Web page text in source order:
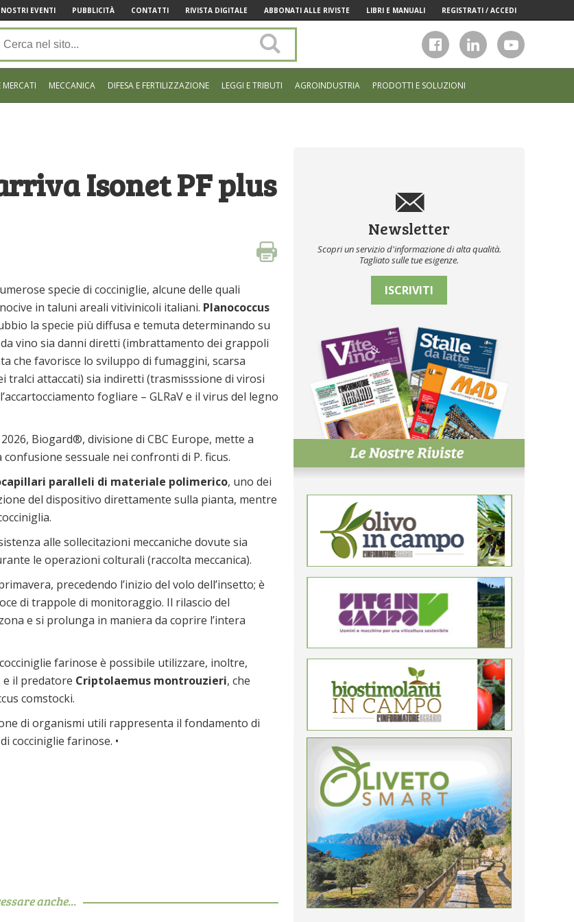
EVENTI PUBBLICITÀ CONTATTI RIVISTA DIGITALE ABBONATI ALLE RIVISTE LIBRI E MANUALI REGISTRATI / ACCEDI
sito
MERCATI MECCANICA DIFESA E FERTILIZZAZIONE LEGGI E TRIBUTI AGROINDUSTRIA PRODOTTI E SOLUZIONI
Isonet PF plus
specie di cocciniglie, alcune delle quali
in taluni areali vitivinicoli italiani. Planococcus
la specie più diffusa e temuta determinando su
vino sia danni diretti (imbrattamento dei grappoli
che favorisce lo sviluppo di fumaggini, scarsa
tralci attaccati) sia indiretti (trasmisssione di virosi
fogliare – GLRaV e il virus del legno
Biogard®, divisione di CBC Europe, mette a
confusione sessuale nei confronti di P. ficus.
paralleli di materiale polimerico, uno dei
del dispositivo direttamente sulla pianta, mentre
alle sollecitazioni meccaniche dovute sia
le operazioni colturali (raccolta meccanica).
precedendo l’inizio del volo dell’insetto; è
di trappole di monitoraggio. Il rilascio del
e si prolunga in maniera da coprire l’intera
farinose è possibile utilizzare, inoltre,
e il predatore Criptolaemus montrouzieri, che
comstocki.
di organismi utili rappresenta il fondamento di
cocciniglie farinose. •
anche...
Newsletter
Scopri un servizio d'informazione di alta qualità.
Tagliato sulle tue esigenze.
ISCRIVITI